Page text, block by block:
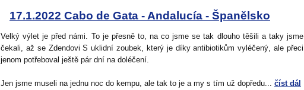
17.1.2022 Cabo de Gata - Andalucía - Španělsko
Velký výlet je před námi. To je přesně to, na co jsme se tak dlouho těšili a taky jsme
čekali, až se Zdendovi S uklidní zoubek, který je díky antibiotikům vyléčený, ale přeci
jenom potřeboval ještě pár dní na doléčení.
Jen jsme museli na jednu noc do kempu, ale tak to je a my s tím už dopředu... číst dál